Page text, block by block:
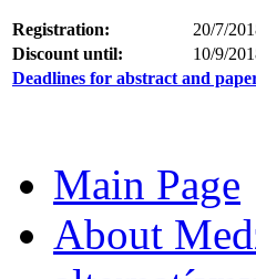
Registration:
20/7/
Discount until:
10/9/
Deadlines for abstract and
Main Page
About